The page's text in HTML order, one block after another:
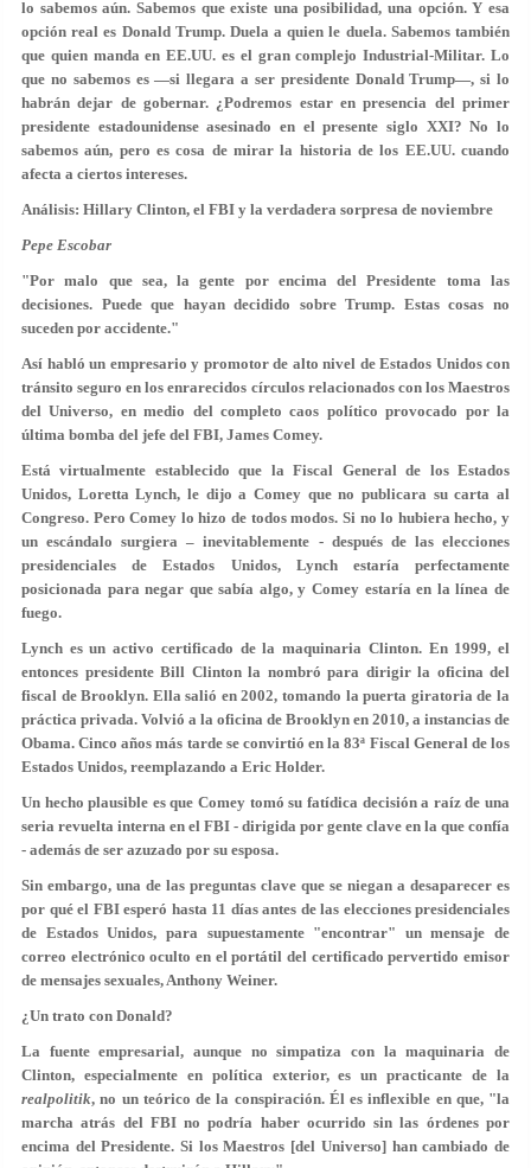
lo sabemos aún. Sabemos que existe una posibilidad, una opción. Y esa
opción real es Donald Trump. Duela a quien le duela. Sabemos también
que quien manda en EE.UU. es el gran complejo Industrial-Militar. Lo
que no sabemos es —si llegara a ser presidente Donald Trump—, si lo
habrán dejar de gobernar. ¿Podremos estar en presencia del primer
presidente estadounidense asesinado en el presente siglo XXI? No lo
sabemos aún, pero es cosa de mirar la historia de los EE.UU. cuando
afecta a ciertos intereses.
Análisis: Hillary Clinton, el FBI y la verdadera sorpresa de noviembre
Pepe Escobar
"Por malo que sea, la gente por encima del Presidente toma las
decisiones. Puede que hayan decidido sobre Trump. Estas cosas no
suceden por accidente."
Así habló un empresario y promotor de alto nivel de Estados Unidos con
tránsito seguro en los enrarecidos círculos relacionados con los Maestros
del Universo, en medio del completo caos político provocado por la
última bomba del jefe del FBI, James Comey.
Está virtualmente establecido que la Fiscal General de los Estados
Unidos, Loretta Lynch, le dijo a Comey que no publicara su carta al
Congreso. Pero Comey lo hizo de todos modos. Si no lo hubiera hecho, y
un escándalo surgiera – inevitablemente - después de las elecciones
presidenciales de Estados Unidos, Lynch estaría perfectamente
posicionada para negar que sabía algo, y Comey estaría en la línea de
fuego.
Lynch es un activo certificado de la maquinaria Clinton. En 1999, el
entonces presidente Bill Clinton la nombró para dirigir la oficina del
fiscal de Brooklyn. Ella salió en 2002, tomando la puerta giratoria de la
práctica privada. Volvió a la oficina de Brooklyn en 2010, a instancias de
Obama. Cinco años más tarde se convirtió en la 83ª Fiscal General de los
Estados Unidos, reemplazando a Eric Holder.
Un hecho plausible es que Comey tomó su fatídica decisión a raíz de una
seria revuelta interna en el FBI - dirigida por gente clave en la que confía
- además de ser azuzado por su esposa.
Sin embargo, una de las preguntas clave que se niegan a desaparecer es
por qué el FBI esperó hasta 11 días antes de las elecciones presidenciales
de Estados Unidos, para supuestamente "encontrar" un mensaje de
correo electrónico oculto en el portátil del certificado pervertido emisor
de mensajes sexuales, Anthony Weiner.
¿Un trato con Donald?
La fuente empresarial, aunque no simpatiza con la maquinaria de
Clinton, especialmente en política exterior, es un practicante de la
realpolitik, no un teórico de la conspiración. Él es inflexible en que, "la
marcha atrás del FBI no podría haber ocurrido sin las órdenes por
encima del Presidente. Si los Maestros [del Universo] han cambiado de